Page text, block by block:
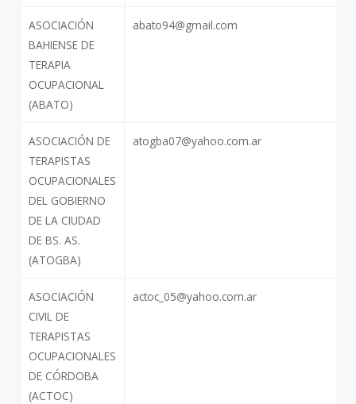
ASOCIACIÓN
BAHIENSE DE
TERAPIA
OCUPACIONAL
(ABATO)
abato94@gmail.com
ASOCIACIÓN DE
TERAPISTAS
OCUPACIONALES
DEL GOBIERNO
DE LA CIUDAD
DE BS. AS.
(ATOGBA)
atogba07@yahoo.com.ar
ASOCIACIÓN
CIVIL DE
TERAPISTAS
OCUPACIONALES
DE CÓRDOBA
(ACTOC)
actoc_05@yahoo.com.ar